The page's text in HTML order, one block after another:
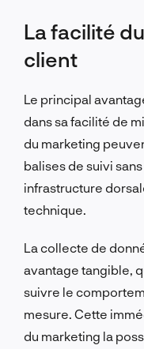
La facilité
client
Le principal
dans sa facilité de
du marketing
balises de suivi
infrastructure
technique.
La collecte de
avantage tangible,
suivre le
mesure. Cette
du marketing la